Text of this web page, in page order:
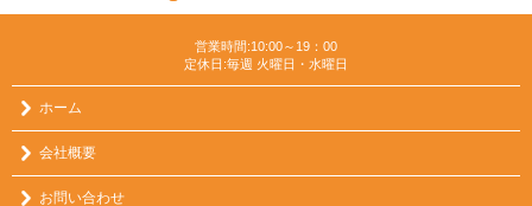
営業時間:10:00～19：00
定休日:毎週 火曜日・水曜日
ホーム
会社概要
お問い合わせ